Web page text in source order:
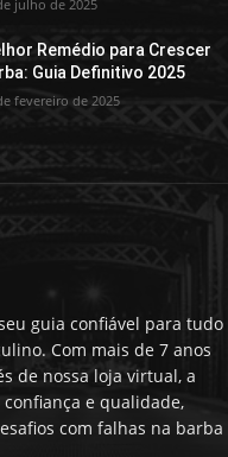
julho de 2025
Remédio para Crescer
Guia Definitivo 2025
fevereiro de 2025
guia confiável para tudo
Com mais de 7 anos
de nossa loja virtual, a
e qualidade,
com falhas na barba